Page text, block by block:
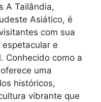
A Tailândia,
Asiático, é
com sua
e
Conhecido como a
uma
históricos,
vibrante que